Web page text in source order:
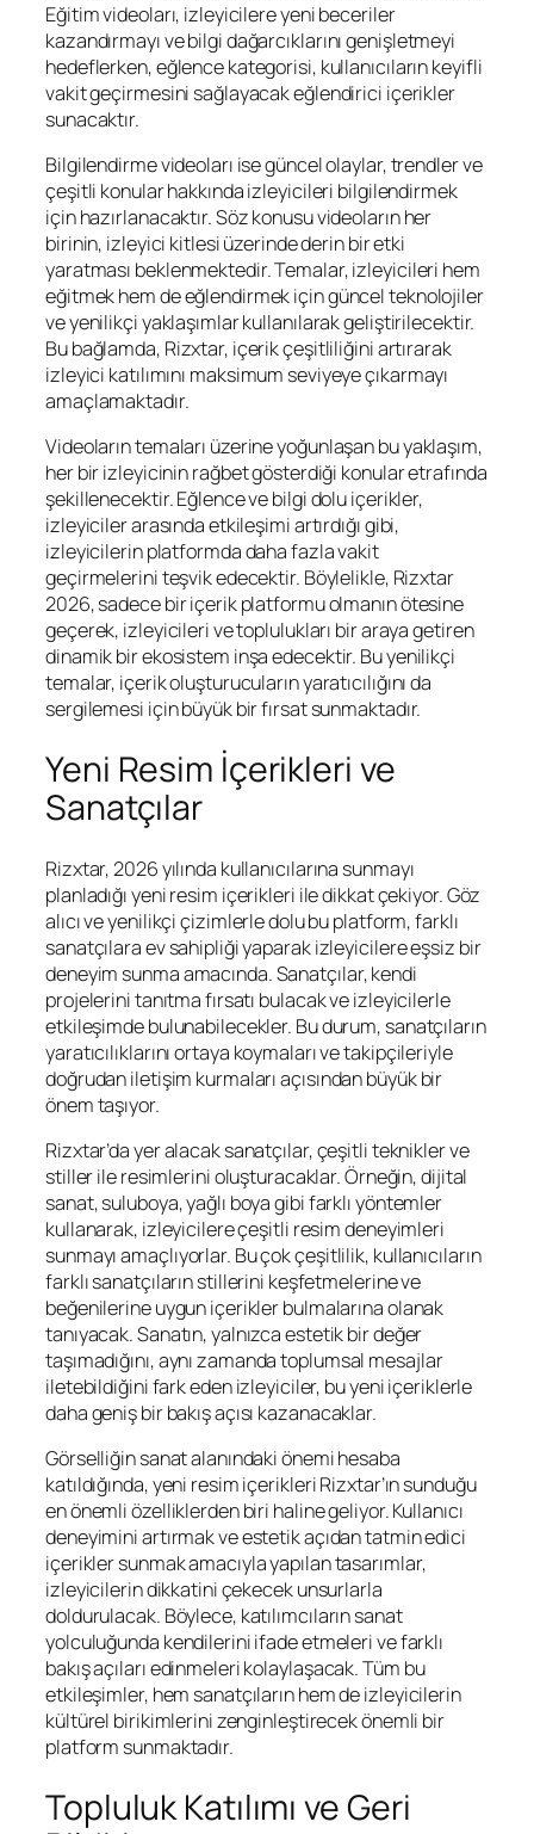
Eğitim videoları, izleyicilere yeni beceriler
kazandırmayı ve bilgi dağarcıklarını genişletmeyi
hedeflerken, eğlence kategorisi, kullanıcıların keyifli
vakit geçirmesini sağlayacak eğlendirici içerikler
sunacaktır.
Bilgilendirme videoları ise güncel olaylar, trendler ve
çeşitli konular hakkında izleyicileri bilgilendirmek
için hazırlanacaktır. Söz konusu videoların her
birinin, izleyici kitlesi üzerinde derin bir etki
yaratması beklenmektedir. Temalar, izleyicileri hem
eğitmek hem de eğlendirmek için güncel teknolojiler
ve yenilikçi yaklaşımlar kullanılarak geliştirilecektir.
Bu bağlamda, Rizxtar, içerik çeşitliliğini artırarak
izleyici katılımını maksimum seviyeye çıkarmayı
amaçlamaktadır.
Videoların temaları üzerine yoğunlaşan bu yaklaşım,
her bir izleyicinin rağbet gösterdiği konular etrafında
şekillenecektir. Eğlence ve bilgi dolu içerikler,
izleyiciler arasında etkileşimi artırdığı gibi,
izleyicilerin platformda daha fazla vakit
geçirmelerini teşvik edecektir. Böylelikle, Rizxtar
2026, sadece bir içerik platformu olmanın ötesine
geçerek, izleyicileri ve toplulukları bir araya getiren
dinamik bir ekosistem inşa edecektir. Bu yenilikçi
temalar, içerik oluşturucuların yaratıcılığını da
sergilemesi için büyük bir fırsat sunmaktadır.
Yeni Resim İçerikleri ve
Sanatçılar
Rizxtar, 2026 yılında kullanıcılarına sunmayı
planladığı yeni resim içerikleri ile dikkat çekiyor. Göz
alıcı ve yenilikçi çizimlerle dolu bu platform, farklı
sanatçılara ev sahipliği yaparak izleyicilere eşsiz bir
deneyim sunma amacında. Sanatçılar, kendi
projelerini tanıtma fırsatı bulacak ve izleyicilerle
etkileşimde bulunabilecekler. Bu durum, sanatçıların
yaratıcılıklarını ortaya koymaları ve takipçileriyle
doğrudan iletişim kurmaları açısından büyük bir
önem taşıyor.
Rizxtar’da yer alacak sanatçılar, çeşitli teknikler ve
stiller ile resimlerini oluşturacaklar. Örneğin, dijital
sanat, suluboya, yağlı boya gibi farklı yöntemler
kullanarak, izleyicilere çeşitli resim deneyimleri
sunmayı amaçlıyorlar. Bu çok çeşitlilik, kullanıcıların
farklı sanatçıların stillerini keşfetmelerine ve
beğenilerine uygun içerikler bulmalarına olanak
tanıyacak. Sanatın, yalnızca estetik bir değer
taşımadığını, aynı zamanda toplumsal mesajlar
iletebildiğini fark eden izleyiciler, bu yeni içeriklerle
daha geniş bir bakış açısı kazanacaklar.
Görselliğin sanat alanındaki önemi hesaba
katıldığında, yeni resim içerikleri Rizxtar’ın sunduğu
en önemli özelliklerden biri haline geliyor. Kullanıcı
deneyimini artırmak ve estetik açıdan tatmin edici
içerikler sunmak amacıyla yapılan tasarımlar,
izleyicilerin dikkatini çekecek unsurlarla
doldurulacak. Böylece, katılımcıların sanat
yolculuğunda kendilerini ifade etmeleri ve farklı
bakış açıları edinmeleri kolaylaşacak. Tüm bu
etkileşimler, hem sanatçıların hem de izleyicilerin
kültürel birikimlerini zenginleştirecek önemli bir
platform sunmaktadır.
Topluluk Katılımı ve Geri